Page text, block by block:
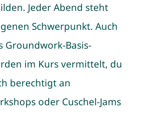
Jeder Abend steht
Schwerpunkt. Auch
Groundwork-Basis-
im Kurs vermittelt, du
berechtigt an
oder Cuschel-Jams